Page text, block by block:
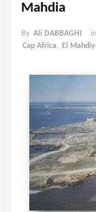
Mahdia
By Ali DABBAGHI in
Cap Africa, El